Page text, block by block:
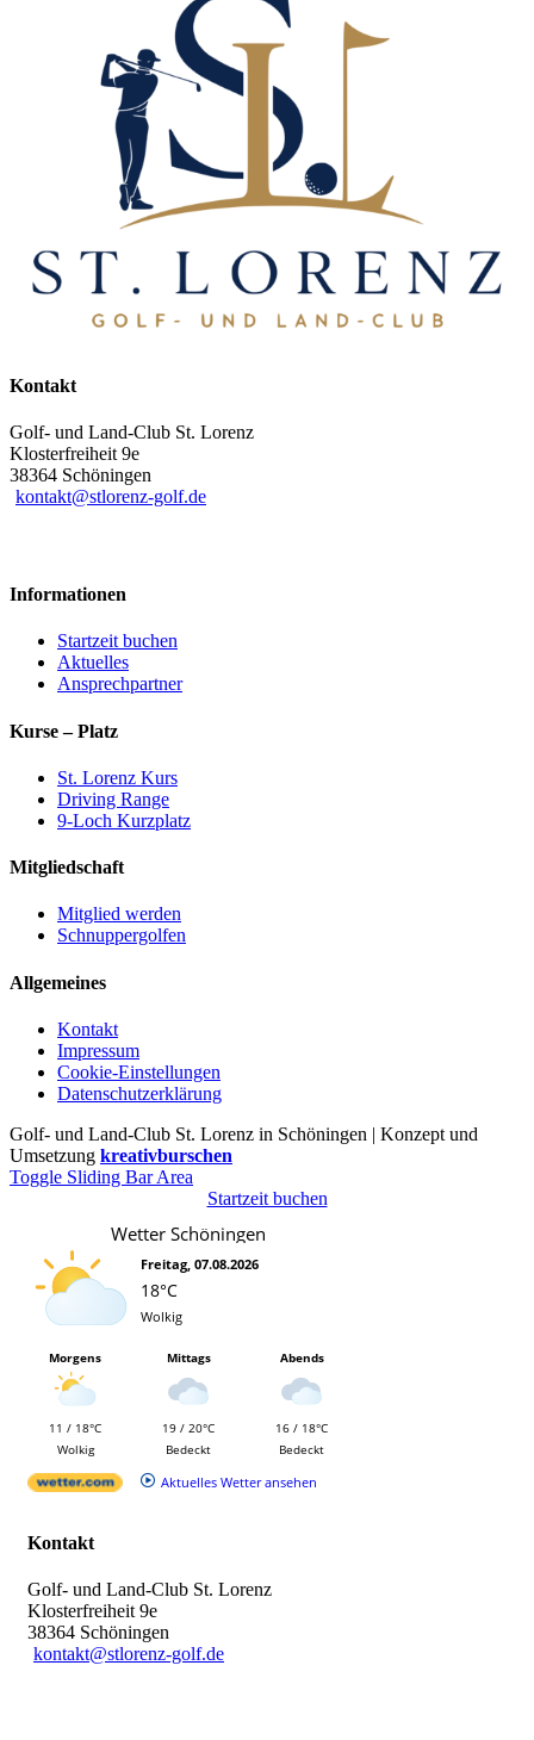
Kontakt
Golf- und Land-Club St. Lorenz
Klosterfreiheit 9e
38364 Schöningen
kontakt@stlorenz-golf.de
Informationen
Startzeit buchen
Aktuelles
Ansprechpartner
Kurse – Platz
St. Lorenz Kurs
Driving Range
9-Loch Kurzplatz
Mitgliedschaft
Mitglied werden
Schnuppergolfen
Allgemeines
Kontakt
Impressum
Cookie-Einstellungen
Datenschutzerklärung
Golf- und Land-Club St. Lorenz in Schöningen | Konzept und
Umsetzung kreativburschen
Toggle Sliding Bar Area
Startzeit buchen
Wetter Schöningen
Freitag, 07.08.2026
18°C
Wolkig
Morgens
11 / 18°C
Wolkig
Mittags
19 / 20°C
Bedeckt
Abends
16 / 18°C
Bedeckt
Aktuelles Wetter ansehen
Kontakt
Golf- und Land-Club St. Lorenz
Klosterfreiheit 9e
38364 Schöningen
kontakt@stlorenz-golf.de